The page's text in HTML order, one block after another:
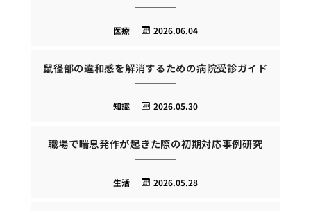
2026.06.04
医療
鼠径部の違和感を解消するための病院受診ガイド
2026.05.30
知識
職場で喘息発作が起きた際の初期対応事例研究
2026.05.28
生活